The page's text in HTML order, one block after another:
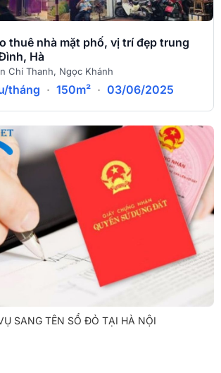
thuê nhà mặt phố, vị trí đẹp trung
Hà
Chí Thanh, Ngọc Khánh
tháng · 150m² · 03/06/2025
SANG TÊN SỔ ĐỎ TẠI HÀ NỘI